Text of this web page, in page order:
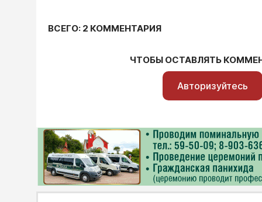
ВСЕГО: 2 КОММЕНТАРИЯ
ЧТОБЫ ОСТАВЛЯТЬ
Авторизуйтесь